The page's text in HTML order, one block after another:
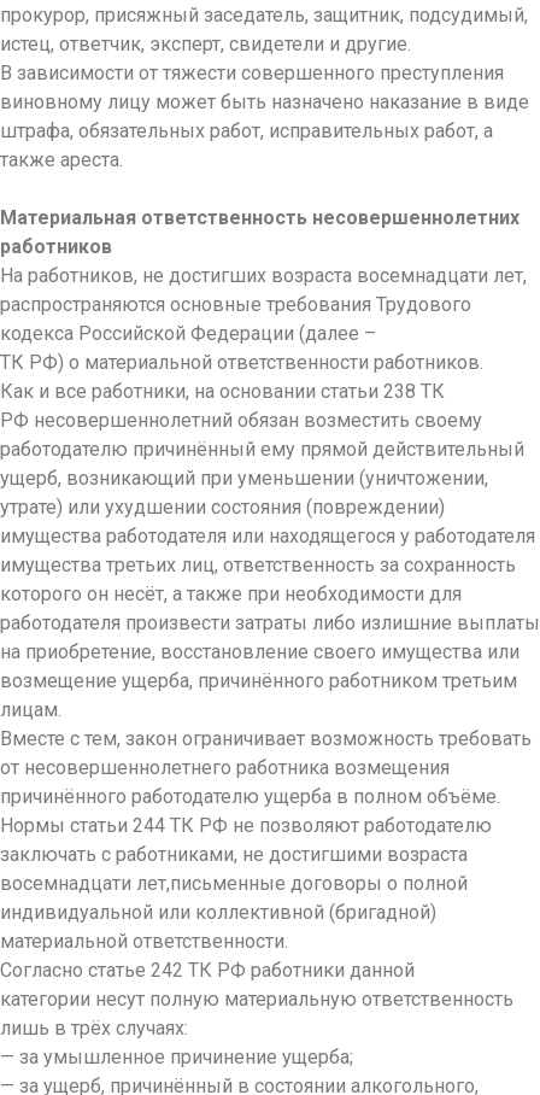
прокурор, присяжный заседатель, защитник, подсудимый,
истец, ответчик, эксперт, свидетели и другие.
В зависимости от тяжести совершенного преступления
виновному лицу может быть назначено наказание в виде
штрафа, обязательных работ, исправительных работ, а
также ареста.
Материальная ответственность несовершеннолетних
работников
На работников, не достигших возраста восемнадцати лет,
распространяются основные требования Трудового
кодекса Российской Федерации (далее –
ТК РФ) о материальной ответственности работников.
Как и все работники, на основании статьи 238 ТК
РФ несовершеннолетний обязан возместить своему
работодателю причинённый ему прямой действительный
ущерб, возникающий при уменьшении (уничтожении,
утрате) или ухудшении состояния (повреждении)
имущества работодателя или находящегося у работодателя
имущества третьих лиц, ответственность за сохранность
которого он несёт, а также при необходимости для
работодателя произвести затраты либо излишние выплаты
на приобретение, восстановление своего имущества или
возмещение ущерба, причинённого работником третьим
лицам.
Вместе с тем, закон ограничивает возможность требовать
от несовершеннолетнего работника возмещения
причинённого работодателю ущерба в полном объёме.
Нормы статьи 244 ТК РФ не позволяют работодателю
заключать с работниками, не достигшими возраста
восемнадцати лет,письменные договоры о полной
индивидуальной или коллективной (бригадной)
материальной ответственности.
Согласно статье 242 ТК РФ работники данной
категории несут полную материальную ответственность
лишь в трёх случаях:
— за умышленное причинение ущерба;
— за ущерб, причинённый в состоянии алкогольного,